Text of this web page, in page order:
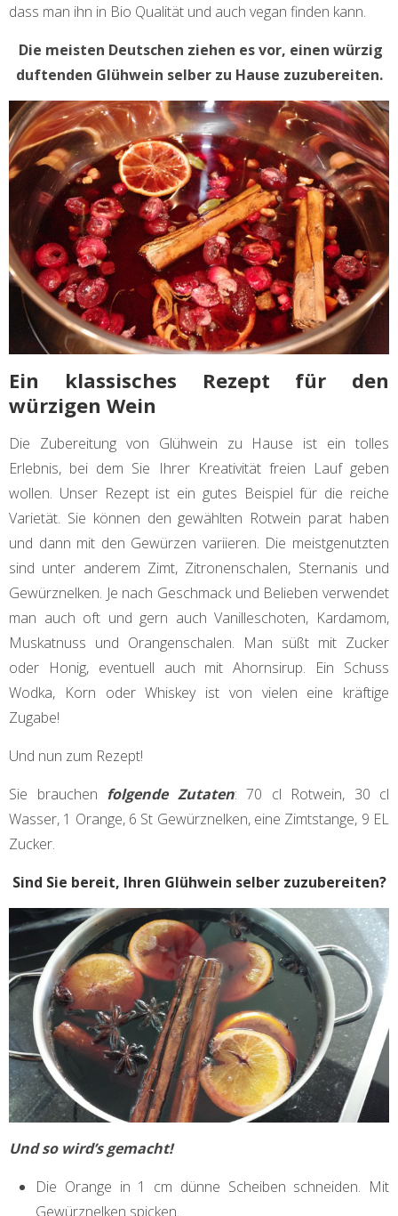
dass man ihn in Bio Qualität und auch vegan finden kann.
Die meisten Deutschen ziehen es vor, einen würzig
duftenden Glühwein selber zu Hause zuzubereiten.
Ein klassisches Rezept für den
würzigen Wein
Die Zubereitung von Glühwein zu Hause ist ein tolles
Erlebnis, bei dem Sie Ihrer Kreativität freien Lauf geben
wollen. Unser Rezept ist ein gutes Beispiel für die reiche
Varietät. Sie können den gewählten Rotwein parat haben
und dann mit den Gewürzen variieren. Die meistgenutzten
sind unter anderem Zimt, Zitronenschalen, Sternanis und
Gewürznelken. Je nach Geschmack und Belieben verwendet
man auch oft und gern auch Vanilleschoten, Kardamom,
Muskatnuss und Orangenschalen. Man süßt mit Zucker
oder Honig, eventuell auch mit Ahornsirup. Ein Schuss
Wodka, Korn oder Whiskey ist von vielen eine kräftige
Zugabe!
Und nun zum Rezept!
Sie brauchen folgende Zutaten: 70 cl Rotwein, 30 cl
Wasser, 1 Orange, 6 St Gewürznelken, eine Zimtstange, 9 EL
Zucker.
Sind Sie bereit, Ihren Glühwein selber zuzubereiten?
Und so wird’s gemacht!
Die Orange in 1 cm dünne Scheiben schneiden. Mit
Gewürznelken spicken.